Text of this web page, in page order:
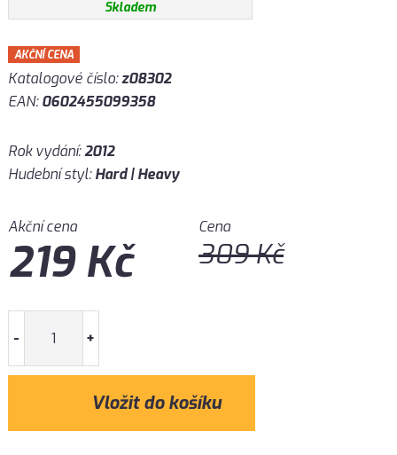
Skladem
AKČNÍ CENA
Katalogové číslo:z08302
EAN:0602455099358
Rok vydání:2012
Hudební styl:Hard | Heavy
Akční cena
219Kč
Cena
309Kč
- +